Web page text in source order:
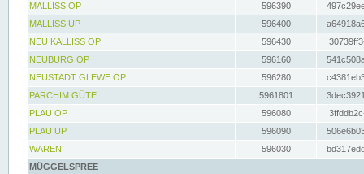
MALLISS OP
596390
MALLISS UP
596400
NEU KALLISS OP
596430
NEUBURG OP
596160
NEUSTADT GLEWE OP
596280
PARCHIM GÜTE
5961801
PLAU OP
596080
PLAU UP
596090
WAREN
596030
MÜGGELSPREE